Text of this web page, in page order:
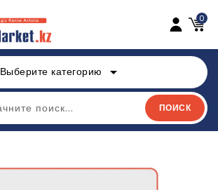
0
Выберите категорию arrow_drop_down
ПОИСК